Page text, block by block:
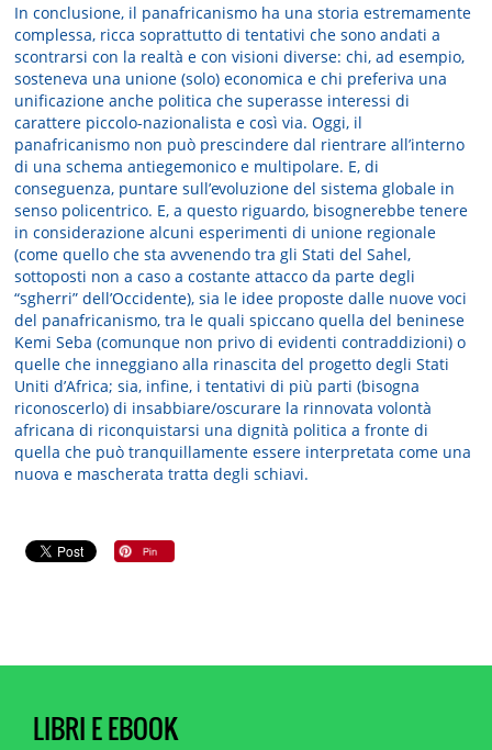
In conclusione, il panafricanismo ha una storia estremamente
complessa, ricca soprattutto di tentativi che sono andati a
scontrarsi con la realtà e con visioni diverse: chi, ad esempio,
sosteneva una unione (solo) economica e chi preferiva una
unificazione anche politica che superasse interessi di
carattere piccolo-nazionalista e così via. Oggi, il
panafricanismo non può prescindere dal rientrare all’interno
di una schema antiegemonico e multipolare. E, di
conseguenza, puntare sull’evoluzione del sistema globale in
senso policentrico. E, a questo riguardo, bisognerebbe tenere
in considerazione alcuni esperimenti di unione regionale
(come quello che sta avvenendo tra gli Stati del Sahel,
sottoposti non a caso a costante attacco da parte degli
“sgherri” dell’Occidente), sia le idee proposte dalle nuove voci
del panafricanismo, tra le quali spiccano quella del beninese
Kemi Seba (comunque non privo di evidenti contraddizioni) o
quelle che inneggiano alla rinascita del progetto degli Stati
Uniti d’Africa; sia, infine, i tentativi di più parti (bisogna
riconoscerlo) di insabbiare/oscurare la rinnovata volontà
africana di riconquistarsi una dignità politica a fronte di
quella che può tranquillamente essere interpretata come una
nuova e mascherata tratta degli schiavi.
LIBRI E EBOOK